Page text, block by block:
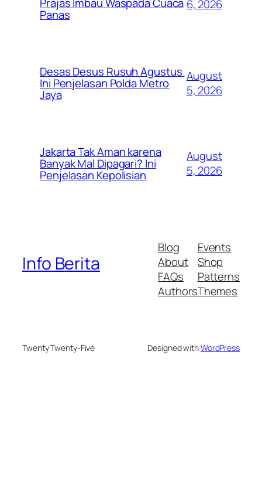
Prajas Imbau Waspada Cuaca
Panas
6, 2026
Desas Desus Rusuh Agustus
Ini Penjelasan Polda Metro
Jaya
August
5, 2026
Jakarta Tak Aman karena
Banyak Mal Dipagari? Ini
Penjelasan Kepolisian
August
5, 2026
Info Berita
Blog
About
FAQs
Authors
Events
Shop
Patterns
Themes
Twenty Twenty-Five Designed withWordPress